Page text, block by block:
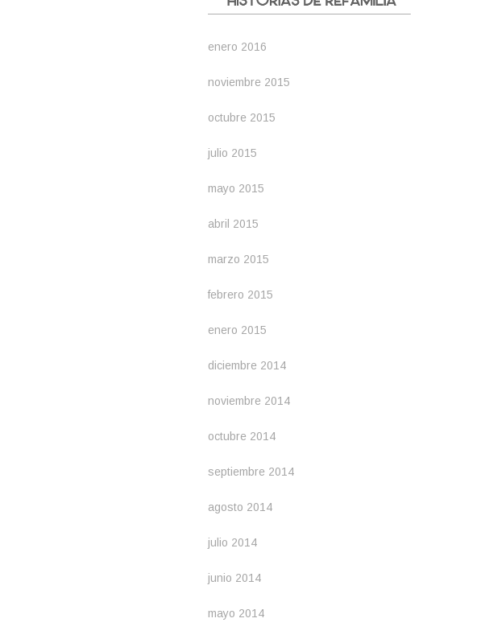
enero 2016
noviembre 2015
octubre 2015
julio 2015
mayo 2015
abril 2015
marzo 2015
febrero 2015
enero 2015
diciembre 2014
noviembre 2014
octubre 2014
septiembre 2014
agosto 2014
julio 2014
junio 2014
mayo 2014